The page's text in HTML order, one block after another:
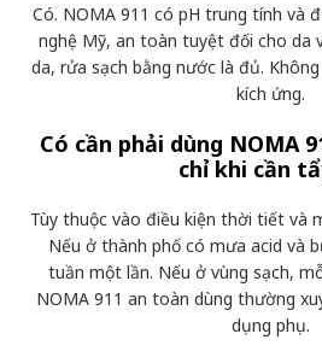
Có. NOMA 911 có pH trung tính và
nghệ Mỹ, an toàn tuyệt đối cho da
da, rửa sạch bằng nước là đủ.
kích ứng.
Có cần phải dùng NOMA
chỉ khi cần
Tùy thuộc vào điều kiện thời tiết và
Nếu ở thành phố có mưa acid và
tuần một lần. Nếu ở vùng sạch,
NOMA 911 an toàn dùng thường
dụng phụ.